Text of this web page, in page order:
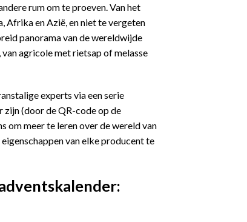
rum om te proeven. Van het
en Azië, en niet te vergeten
panorama van de wereldwijde
agricole met rietsap of melasse
experts via een serie
zijn (door de QR-code op de
om meer te leren over de wereld van
van elke producent te